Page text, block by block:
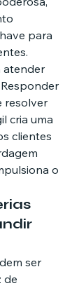
para
atender
resolver
cria uma
clientes
o
ser
de